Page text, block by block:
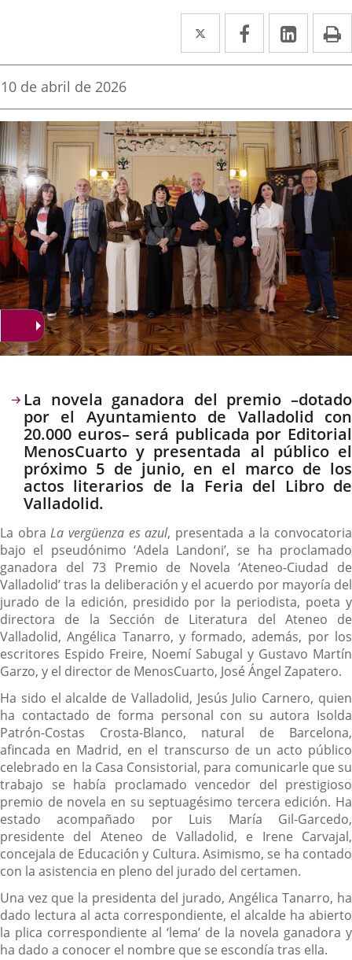
Twitter
Enlace
a
aplicación
externa.
Facebook
Enlace
a
aplicación
externa.
Enlace
a
Fecha
la
noticia
10 de abril de 2026
Descripción
La novela ganadora del premio –dotado
por el Ayuntamiento de Valladolid con
20.000 euros– será publicada por Editorial
MenosCuarto y presentada al público el
próximo 5 de junio, en el marco de los
actos literarios de la Feria del Libro de
Valladolid.
La obraLa vergüenza es azul, presentada a la convocatoria
bajo el pseudónimo ‘Adela Landoni’, se ha proclamado
ganadora del 73 Premio de Novela ‘Ateneo-Ciudad de
Valladolid’ tras la deliberación y el acuerdo por mayoría del
jurado de la edición, presidido por la periodista, poeta y
directora de la Sección de Literatura del Ateneo de
Valladolid, Angélica Tanarro, y formado, además, por los
escritores Espido Freire, Noemí Sabugal y Gustavo Martín
Garzo, y el director de MenosCuarto, José Ángel Zapatero.
Ha sido el alcalde de Valladolid, Jesús Julio Carnero, quien
ha contactado de forma personal con su autora Isolda
Patrón-Costas Crosta-Blanco, natural de Barcelona,
afincada en Madrid, en el transcurso de un acto público
celebrado en la Casa Consistorial, para comunicarle que su
trabajo se había proclamado vencedor del prestigioso
premio de novela en su septuagésimo tercera edición. Ha
estado acompañado por Luis María Gil-Garcedo,
presidente del Ateneo de Valladolid, e Irene Carvajal,
concejala de Educación y Cultura. Asimismo, se ha contado
con la asistencia en pleno del jurado del certamen.
Una vez que la presidenta del jurado, Angélica Tanarro, ha
dado lectura al acta correspondiente, el alcalde ha abierto
la plica correspondiente al ‘lema’ de la novela ganadora y
ha dado a conocer el nombre que se escondía tras ella.